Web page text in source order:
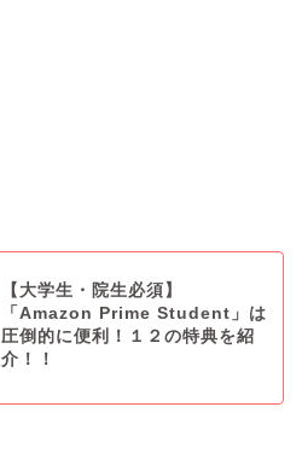
【大学生・院生必須】
「Amazon Prime Student」は
圧倒的に便利！１２の特典を紹
介！！